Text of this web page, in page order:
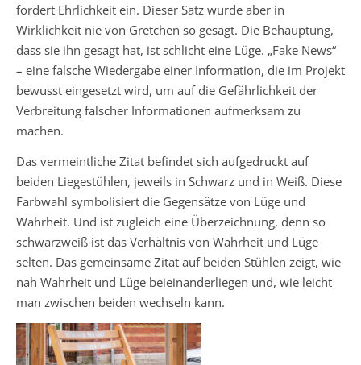
fordert Ehrlichkeit ein. Dieser Satz wurde aber in
Wirklichkeit nie von Gretchen so gesagt. Die Behauptung,
dass sie ihn gesagt hat, ist schlicht eine Lüge. „Fake News“
– eine falsche Wiedergabe einer Information, die im Projekt
bewusst eingesetzt wird, um auf die Gefährlichkeit der
Verbreitung falscher Informationen aufmerksam zu
machen.
Das vermeintliche Zitat befindet sich aufgedruckt auf
beiden Liegestühlen, jeweils in Schwarz und in Weiß. Diese
Farbwahl symbolisiert die Gegensätze von Lüge und
Wahrheit. Und ist zugleich eine Überzeichnung, denn so
schwarzweiß ist das Verhältnis von Wahrheit und Lüge
selten. Das gemeinsame Zitat auf beiden Stühlen zeigt, wie
nah Wahrheit und Lüge beieinanderliegen und, wie leicht
man zwischen beiden wechseln kann.